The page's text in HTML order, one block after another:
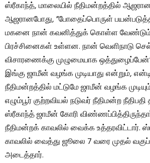
ஸ்ரீகாந்த், மாலையில் நீதிமன்றத்தில்
ஆஜரானபோது, ​​”போதைப்பொருள்
மகனை நான் கவனித்துக் கொள்ள வேண்டும்.
பிரச்சினைகள் உள்ளன. நான் வெளிநாடு
விசாரணைக்கு முழுமையாக
இங்கு ஜாமீன் வழங்க முடியாது என்றும்,
நீதிமன்றத்தில் மட்டுமே ஜாமீன் வழங்க
எழும்பூர் குற்றவியல் நடுவர் நீதிமன்ற
ஸ்ரீகாந்த் ஜாமீன் கோரி
நீதிமன்றக் காவலில் வைக்க உத்தரவிட்டார்.
காவலில் வைத்து ஜூலை 7 வரை முதல்
அடைத்தார்.